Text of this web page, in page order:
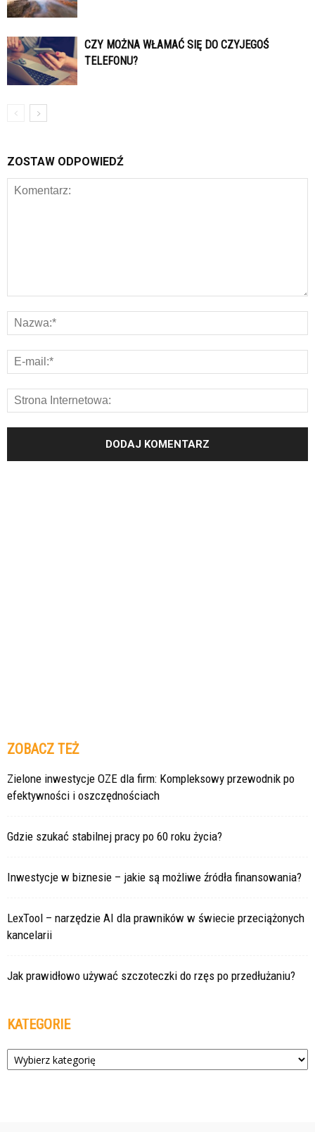
CZY MOŻNA WŁAMAĆ SIĘ DO CZYJEGOŚ
TELEFONU?
ZOSTAW ODPOWIEDŹ
ZOBACZ TEŻ
Zielone inwestycje OZE dla firm: Kompleksowy przewodnik po
efektywności i oszczędnościach
Gdzie szukać stabilnej pracy po 60 roku życia?
Inwestycje w biznesie – jakie są możliwe źródła finansowania?
LexTool – narzędzie AI dla prawników w świecie przeciążonych
kancelarii
Jak prawidłowo używać szczoteczki do rzęs po przedłużaniu?
KATEGORIE
Kategorie